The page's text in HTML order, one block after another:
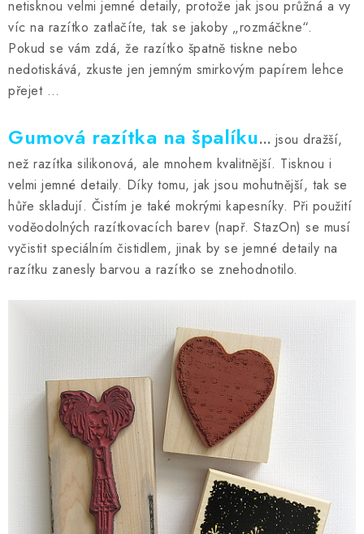
netisknou velmi jemné detaily, protože jak jsou průžná a vy
víc na razítko zatlačíte, tak se jakoby „rozmáčkne“.
Pokud se vám zdá, že razítko špatně tiskne nebo
nedotiskává, zkuste jen jemným smirkovým papírem lehce
přejet …
Gumová razítka na špalíku… jsou dražší,
než razítka silikonová, ale mnohem kvalitnější. Tisknou i
velmi jemné detaily. Díky tomu, jak jsou mohutnější, tak se
hůře skladují. Čistím je také mokrými kapesníky. Při použití
voděodolných razítkovacích barev (např. StazOn) se musí
vyčistit speciálním čistidlem, jinak by se jemné detaily na
razítku zanesly barvou a razítko se znehodnotilo.